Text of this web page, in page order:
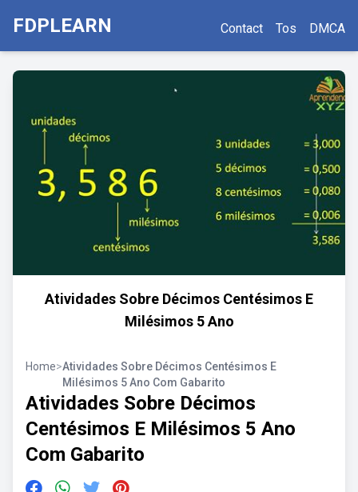
FDPLEARN Contact Tos DMCA
Atividades Sobre Décimos Centésimos E
Milésimos 5 Ano
Home>Atividades Sobre Décimos Centésimos E
Milésimos 5 Ano Com Gabarito
Atividades Sobre Décimos
Centésimos E Milésimos 5 Ano
Com Gabarito